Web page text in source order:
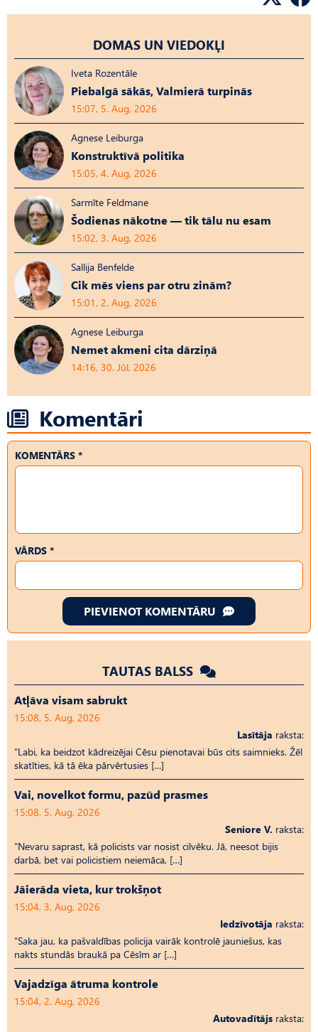
DOMAS UN VIEDOKĻI
Iveta Rozentāle
Piebalgā sākās, Valmierā turpinās
15:07, 5. Aug, 2026
Agnese Leiburga
Konstruktīvā politika
15:05, 4. Aug, 2026
Sarmīte Feldmane
Šodienas nākotne — tik tālu nu esam
15:02, 3. Aug, 2026
Sallija Benfelde
Cik mēs viens par otru zinām?
15:01, 2. Aug, 2026
Agnese Leiburga
Nemet akmeni cita dārziņā
14:16, 30. Jūl, 2026
Komentāri
KOMENTĀRS *
VĀRDS *
PIEVIENOT KOMENTĀRU
TAUTAS BALSS
Atļāva visam sabrukt
15:08, 5. Aug, 2026
Lasītāja raksta:
“Labi, ka beidzot kādreizējai Cēsu pienotavai būs cits saimnieks. Žēl
skatīties, kā tā ēka pārvērtusies […]
Vai, novelkot formu, pazūd prasmes
15:08, 5. Aug, 2026
Seniore V. raksta:
“Nevaru saprast, kā policists var nosist cilvēku. Jā, neesot bijis
darbā, bet vai policistiem neiemāca, […]
Jāierāda vieta, kur trokšņot
15:04, 3. Aug, 2026
Iedzīvotāja raksta:
“Saka jau, ka pašvaldības policija vairāk kontrolē jauniešus, kas
nakts stundās braukā pa Cēsīm ar […]
Vajadzīga ātruma kontrole
15:04, 2. Aug, 2026
Autovadītājs raksta: